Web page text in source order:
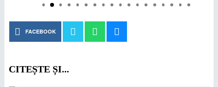
FACEBOOK
CITEȘTE ȘI...